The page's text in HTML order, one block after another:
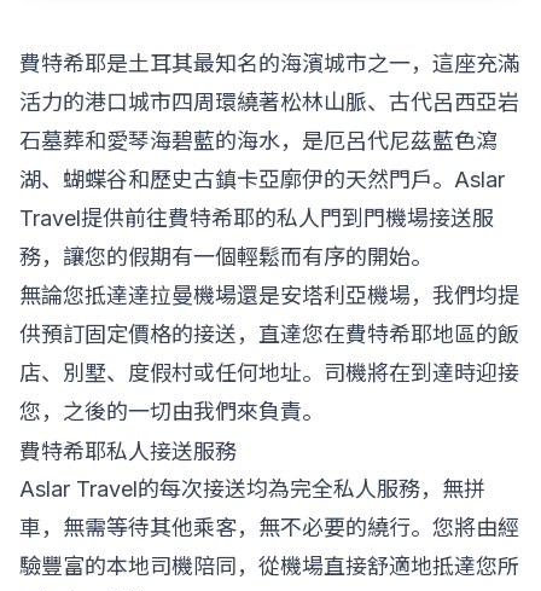
費特希耶是土耳其最知名的海濱城市之一，這座充滿
活力的港口城市四周環繞著松林山脈、古代呂西亞岩
石墓葬和愛琴海碧藍的海水，是厄呂代尼茲藍色瀉
湖、蝴蝶谷和歷史古鎮卡亞廓伊的天然門戶。Aslar
Travel提供前往費特希耶的私人門到門機場接送服
務，讓您的假期有一個輕鬆而有序的開始。
無論您抵達達拉曼機場還是安塔利亞機場，我們均提
供預訂固定價格的接送，直達您在費特希耶地區的飯
店、別墅、度假村或任何地址。司機將在到達時迎接
您，之後的一切由我們來負責。
費特希耶私人接送服務
Aslar Travel的每次接送均為完全私人服務，無拼
車，無需等待其他乘客，無不必要的繞行。您將由經
驗豐富的本地司機陪同，從機場直接舒適地抵達您所